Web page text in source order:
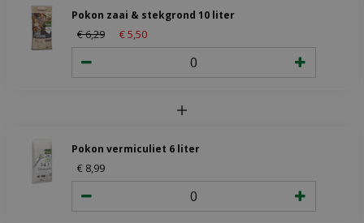
Pokon zaai & stekgrond 10 liter
€6,29 €5 50
Pokon vermiculiet 6 liter
€ 8 99